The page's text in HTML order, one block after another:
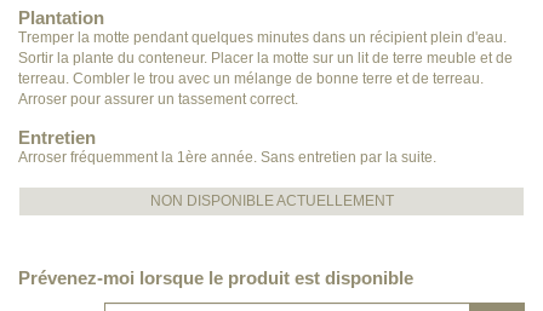
Plantation
Tremper la motte pendant quelques minutes dans un récipient plein d'eau.
Sortir la plante du conteneur. Placer la motte sur un lit de terre meuble et de
terreau. Combler le trou avec un mélange de bonne terre et de terreau.
Arroser pour assurer un tassement correct.
Entretien
Arroser fréquemment la 1ère année. Sans entretien par la suite.
NON DISPONIBLE ACTUELLEMENT
Prévenez-moi lorsque le produit est disponible